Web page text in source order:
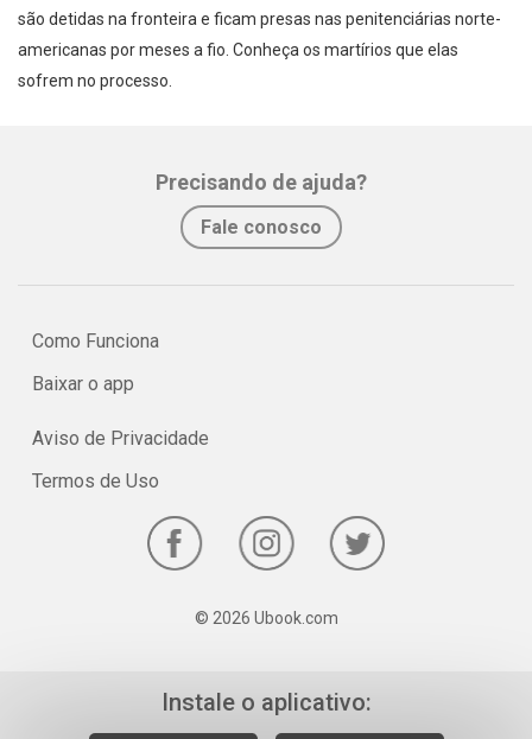
são detidas na fronteira e ficam presas nas penitenciárias norte-
americanas por meses a fio. Conheça os martírios que elas
sofrem no processo.
Precisando de ajuda?
Fale conosco
Como Funciona
Baixar o app
Aviso de Privacidade
Termos de Uso
© 2026 Ubook.com
Instale o aplicativo: